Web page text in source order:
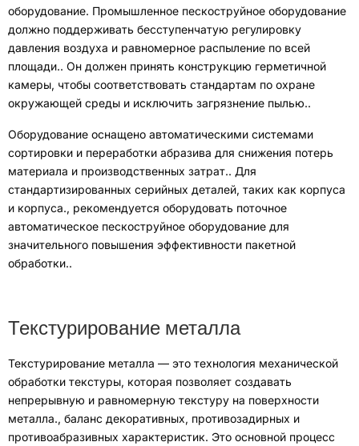
оборудование Промышленное пескоструйное оборудование
должно поддерживать бесступенчатую регулировку
давления воздуха и равномерное распыление по всей
площади.
Он должен принять конструкцию герметичной
камеры, чтобы соответствовать стандартам по охране
окружающей среды и исключить загрязнение пылью.
Оборудование оснащено автоматическими системами
сортировки и переработки абразива для снижения потерь
материала и производственных затрат.
Для
стандартизированных серийных деталей, таких как корпуса
и корпуса.
рекомендуется оборудовать поточное
автоматическое пескоструйное оборудование для
значительного повышения эффективности пакетной
обработки.
Текстурирование металла
Текстурирование металла — это технология механической
обработки текстуры, которая позволяет создавать
непрерывную и равномерную текстуру на поверхности
металла.
баланс декоративных, противозадирных и
противоабразивных характеристик Это основной процесс